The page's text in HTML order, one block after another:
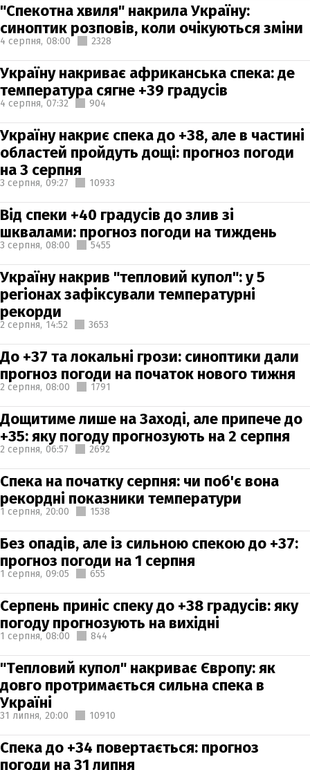
"Спекотна хвиля" накрила Україну:
синоптик розповів, коли очікуються зміни
4 серпня, 08:00 2328
Україну накриває африканська спека: де
температура сягне +39 градусів
4 серпня, 07:32 904
Україну накриє спека до +38, але в частині
областей пройдуть дощі: прогноз погоди
на 3 серпня
3 серпня, 09:27 10933
Від спеки +40 градусів до злив зі
шквалами: прогноз погоди на тиждень
3 серпня, 08:00 5455
Україну накрив "тепловий купол": у 5
регіонах зафіксували температурні
рекорди
2 серпня, 14:52 3653
До +37 та локальні грози: синоптики дали
прогноз погоди на початок нового тижня
2 серпня, 08:00 1791
Дощитиме лише на Заході, але припече до
+35: яку погоду прогнозують на 2 серпня
2 серпня, 06:57 2692
Спека на початку серпня: чи поб'є вона
рекордні показники температури
1 серпня, 20:00 1538
Без опадів, але із сильною спекою до +37:
прогноз погоди на 1 серпня
1 серпня, 09:05 655
Серпень приніс спеку до +38 градусів: яку
погоду прогнозують на вихідні
1 серпня, 08:00 844
"Тепловий купол" накриває Європу: як
довго протримається сильна спека в
Україні
31 липня, 20:00 10910
Спека до +34 повертається: прогноз
погоди на 31 липня